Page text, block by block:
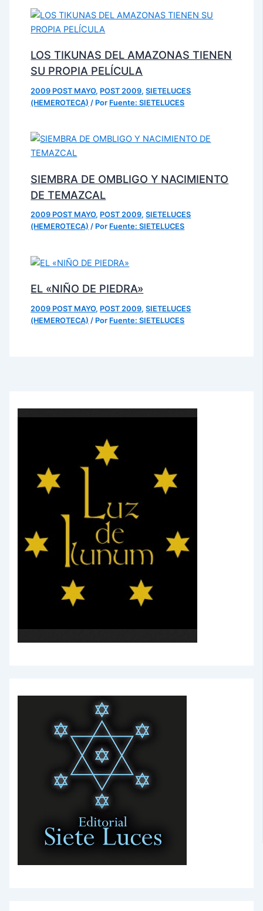
LOS TIKUNAS DEL AMAZONAS TIENEN
SU PROPIA PELÍCULA
2009 POST MAYO, POST 2009,SIETELUCES
(HEMEROTECA) / Por Fuente: SIETELUCES
SIEMBRA DE OMBLIGO Y NACIMIENTO
DE TEMAZCAL
2009 POST MAYO, POST 2009,SIETELUCES
(HEMEROTECA) / Por Fuente: SIETELUCES
EL «NIÑO DE PIEDRA»
2009 POST MAYO, POST 2009,SIETELUCES
(HEMEROTECA) / Por Fuente: SIETELUCES